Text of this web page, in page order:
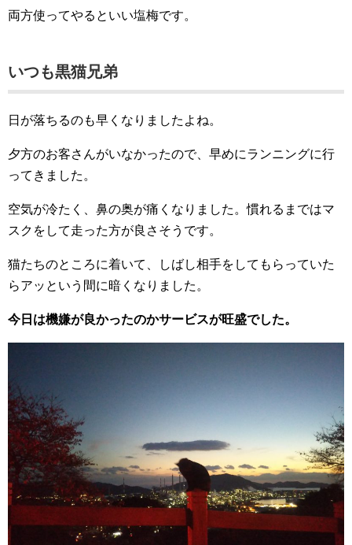
両方使ってやるといい塩梅です。
いつも黒猫兄弟
日が落ちるのも早くなりましたよね。
夕方のお客さんがいなかったので、早めにランニングに行
ってきました。
空気が冷たく、鼻の奥が痛くなりました。慣れるまではマ
スクをして走った方が良さそうです。
猫たちのところに着いて、しばし相手をしてもらっていた
らアッという間に暗くなりました。
今日は機嫌が良かったのかサービスが旺盛でした。